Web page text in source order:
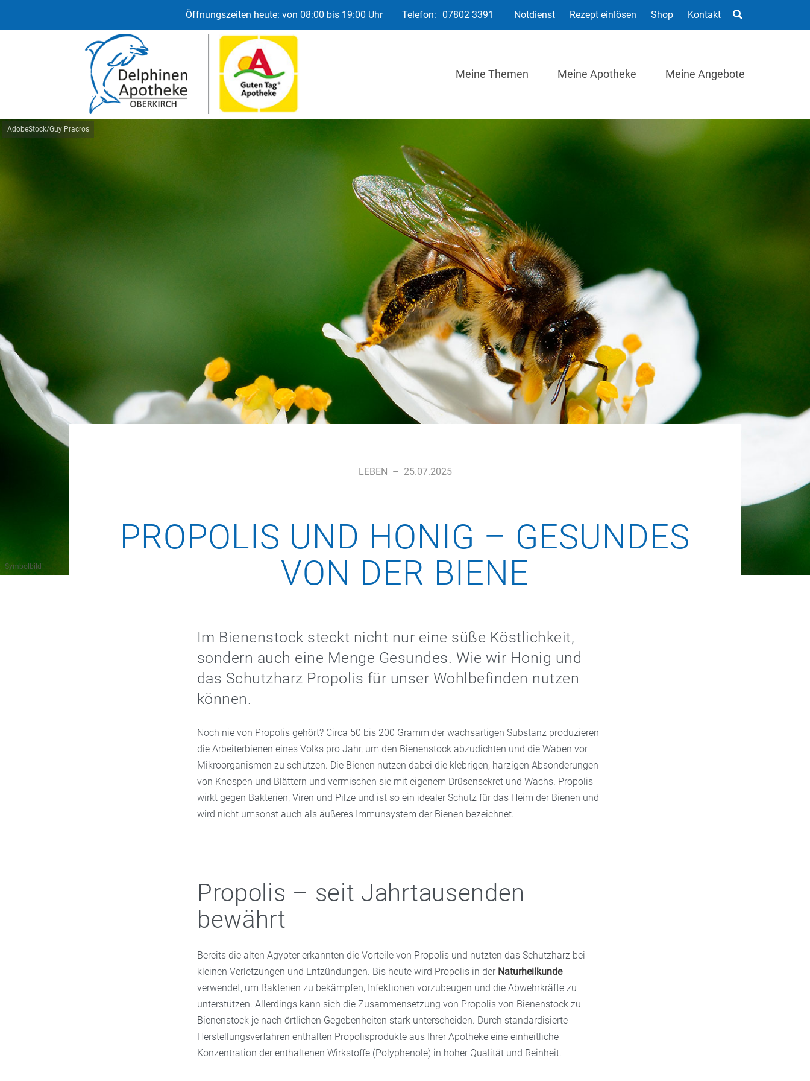
Öffnungszeiten heute: von 08:00 bis 19:00 Uhr Telefon: 07802 3391 Notdienst Rezept einlösen Shop Kontakt
Meine Themen Meine Apotheke Meine Angebote
AdobeStock/Guy Pracros
Symbolbild
LEBEN – 25.07.2025
PROPOLIS UND HONIG – GESUNDES
VON DER BIENE
Im Bienenstock steckt nicht nur eine süße Köstlichkeit,
sondern auch eine Menge Gesundes. Wie wir Honig und
das Schutzharz Propolis für unser Wohlbefinden nutzen
können.
Noch nie von Propolis gehört? Circa 50 bis 200 Gramm der wachsartigen Substanz produzieren
die Arbeiterbienen eines Volks pro Jahr, um den Bienenstock abzudichten und die Waben vor
Mikroorganismen zu schützen. Die Bienen nutzen dabei die klebrigen, harzigen Absonderungen
von Knospen und Blättern und vermischen sie mit eigenem Drüsensekret und Wachs. Propolis
wirkt gegen Bakterien, Viren und Pilze und ist so ein idealer Schutz für das Heim der Bienen und
wird nicht umsonst auch als äußeres Immunsystem der Bienen bezeichnet.
Propolis – seit Jahrtausenden
bewährt
Bereits die alten Ägypter erkannten die Vorteile von Propolis und nutzten das Schutzharz bei
kleinen Verletzungen und Entzündungen. Bis heute wird Propolis in der Naturheilkunde
verwendet, um Bakterien zu bekämpfen, Infektionen vorzubeugen und die Abwehrkräfte zu
unterstützen. Allerdings kann sich die Zusammensetzung von Propolis von Bienenstock zu
Bienenstock je nach örtlichen Gegebenheiten stark unterscheiden. Durch standardisierte
Herstellungsverfahren enthalten Propolisprodukte aus Ihrer Apotheke eine einheitliche
Konzentration der enthaltenen Wirkstoffe (Polyphenole) in hoher Qualität und Reinheit.